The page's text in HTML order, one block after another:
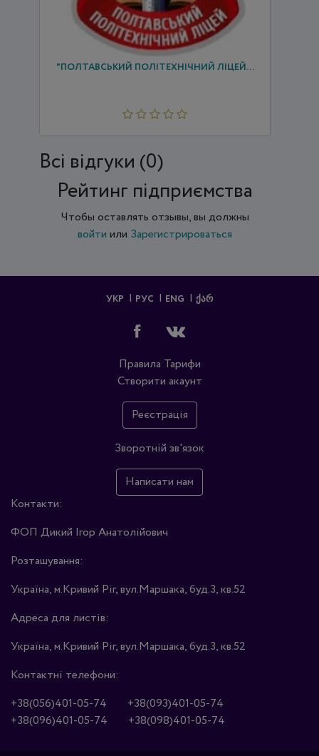
ДЕРЖАВНИЙ НАВЧАЛЬНИЙ ЗАКЛАД
"ПОЛТАВСЬКИЙ ПОЛІТЕХНІЧНИЙ ЛІЦЕЙ...
Всi відгуки (0)
Рейтинг підприємства
Чтобы оставлять отзывы, вы должны
войти или Зарегистрироваться
УКР РУС ENG ᲥᲐᲠ
Правила Тарифи
Створити акаунт
Реєстрація
Зворотній зв'язок
Написати нам
Контакти:
ФОП Дикий Ігор Анатолійович
Розташування:
Україна, м.Кривий Ріг, вул.Маршака, буд.3, кв.52
Адреса для листів:
Україна, м.Кривий Ріг, вул.Маршака, буд.3, кв.52
Контактні телефони:
+38(056)401-05-74
+38(093)401-05-74
+38(096)401-05-74
+38(098)401-05-74